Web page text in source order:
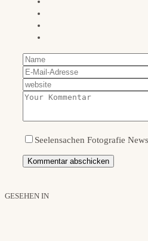
Seelensachen Fotografie
GESEHEN IN